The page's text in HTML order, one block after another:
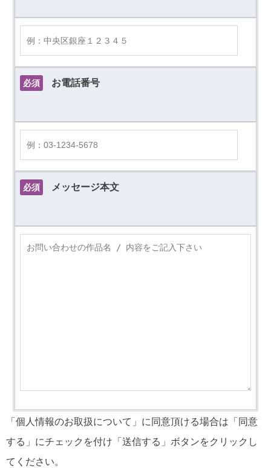
必須 お電話番号
必須 メッセージ本文
「個人情報のお取扱について」に同意頂ける場合は「同意
する」にチェックを付け「送信する」ボタンをクリックし
てください。